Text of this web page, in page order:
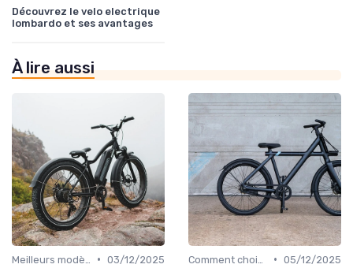
Découvrez le velo electrique
lombardo et ses avantages
À lire aussi
• 03/12/2025
• 05/12/2025